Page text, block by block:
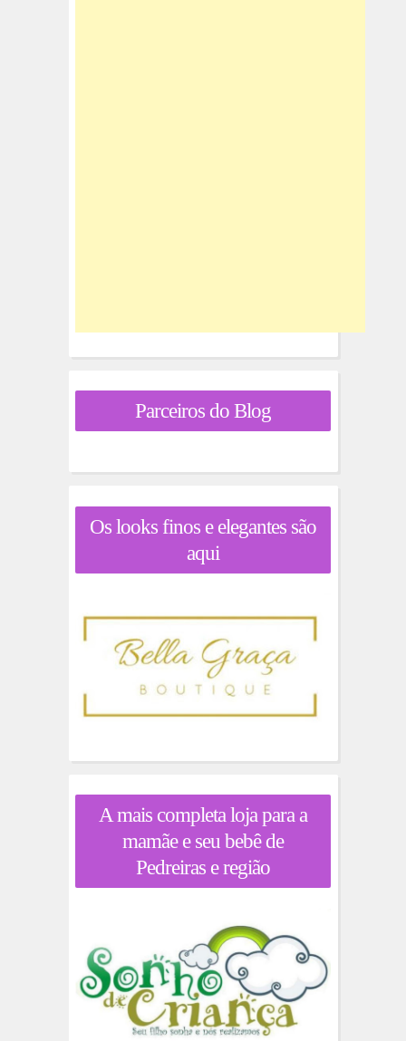
Parceiros do Blog
Os looks finos e elegantes são
aqui
A mais completa loja para a
mamãe e seu bebê de
Pedreiras e região